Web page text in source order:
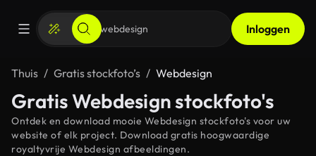
Inloggen
Thuis Gratis stockfoto’s Webdesign
Gratis Webdesign stockfoto's
Ontdek en download mooie Webdesign stockfoto's voor uw
website of elk project. Download gratis hoogwaardige
royaltyvrije Webdesign afbeeldingen.